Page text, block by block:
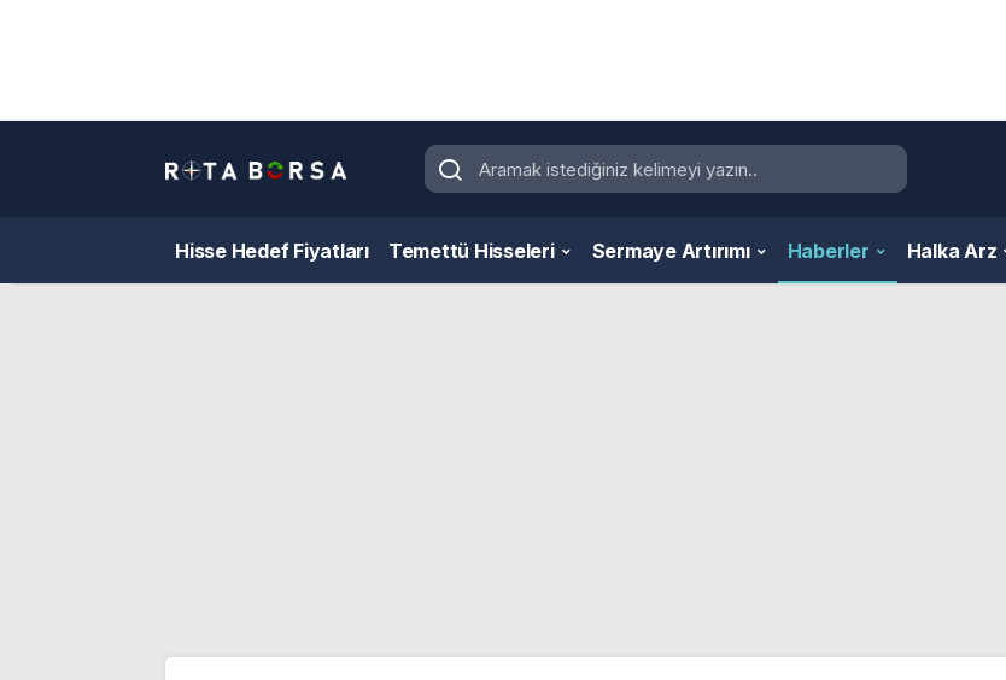
Hisse Hedef Fiyatları Temettü Hisseleri Sermaye Artırımı Haberler Halka Arz